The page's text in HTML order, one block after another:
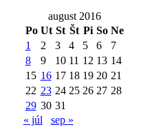
august 2016
Po Ut St Št Pi So Ne
1
2 3 4 5 6
7
8
9 10 11 12 13 14
15 16 17 18 19 20 21
22 23 24 25 26 27 28
29 30 31
« júl
sep »